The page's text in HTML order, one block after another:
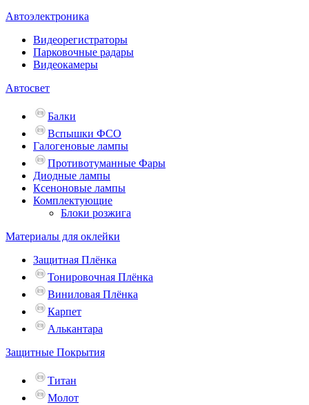
Автоэлектроника
Видеорегистраторы
Парковочные радары
Видеокамеры
Автосвет
Балки
Вспышки ФСО
Галогеновые лампы
Противотуманные Фары
Диодные лампы
Ксеноновые лампы
Комплектующие
Блоки розжига
Материалы для оклейки
Защитная Плёнка
Тонировочная Плёнка
Виниловая Плёнка
Карпет
Алькантара
Защитные Покрытия
Титан
Молот